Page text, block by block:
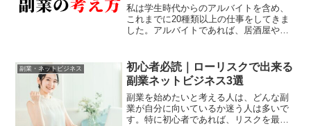
私は学生時代からのアルバイトを含め、
これまでに20種類以上の仕事をしてきま
した。アルバイトであれば、居酒屋やラ
っ越し屋さん、イベント設営・撤去作
業、自動販売機の補充スタ...
副業・ネットビジネス
初心者必読｜ローリスクで出来る
副業ネットビジネス3選
副業を始めたいと考える人は、どんな副
業が自分に向いているか迷う人は多いで
す。特に初心者であれば、リスクを最小